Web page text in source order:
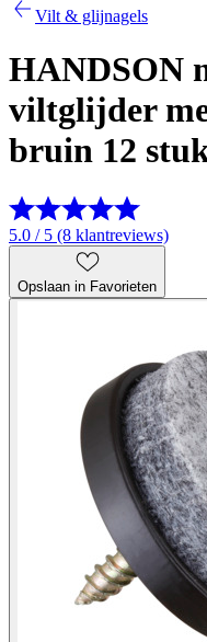
Vilt & glijnagels
HANDSON
viltglijder
bruin 12
5.0 / 5 (8 klantreviews)
Opslaan in Favorieten